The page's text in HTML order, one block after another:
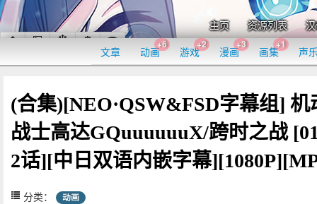
主页 资源列表
文章 动画
+6
游戏
+2
漫画
+3
画集
+1
声
(合集)[NEO·QSW&FSD字幕组] 机
战士高达GQuuuuuuX/跨时之战
2话][中日双语内嵌字幕
分类： 动画